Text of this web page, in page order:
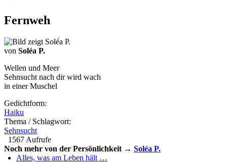
Fernweh
von Soléa P.
Wellen und Meer
Sehnsucht nach dir wird wach
in einer Muschel
Gedichtform:
Haiku
Thema / Schlagwort:
Sehnsucht
1567 Aufrufe
Noch mehr von der Persönlichkeit → Soléa P.
Alles, was am Leben hält …